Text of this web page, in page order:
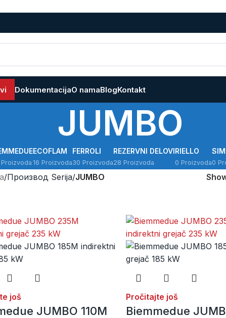
DokumentacijaO namaBlogKontakt
JUMBO
ECOFLAM
16 Proizvoda
FERROLI
30 Proizvoda
REZERVNI DELOVI
28 Proizvoda
RIELLO
0 Proizvoda0
/Производ Serija/JUMBO
još
JUMBO 110M
Pročitajte još
Biemmedue